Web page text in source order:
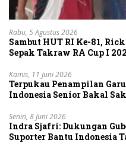
Rabu, 5 Agustus 2026
Sambut HUT RI Ke-81,
Sepak Takraw RA Cup I
Kamis, 11 Juni 2026
Terpukau Penampilan
Indonesia Senior Bakal
Senin, 8 Juni 2026
Indra Sjafri: Dukungan
Suporter Bantu Indonesia